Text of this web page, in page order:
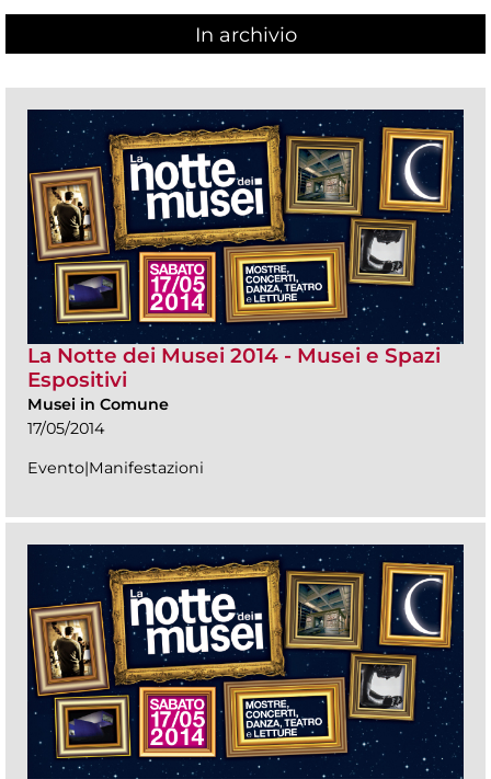
In archivio
La Notte dei Musei 2014 - Musei e Spazi
Espositivi
Musei in Comune
17/05/2014
Evento|Manifestazioni